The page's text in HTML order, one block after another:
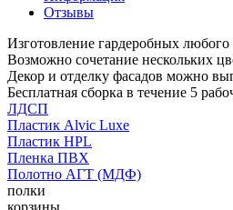
Отзывы
Изготовление гардеробных
Возможно сочетание нескольких
Декор и отделку фасадов можно
Бесплатная сборка в течение 5
ЛДСП
Пластик Alvic Luxe
Пластик HPL
Пленка ПВХ
Полотно АГТ (МДФ)
полки
корзины